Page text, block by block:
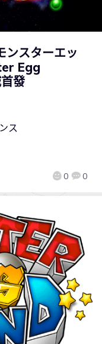
ンスターエッ
Egg
發
0 0
ス